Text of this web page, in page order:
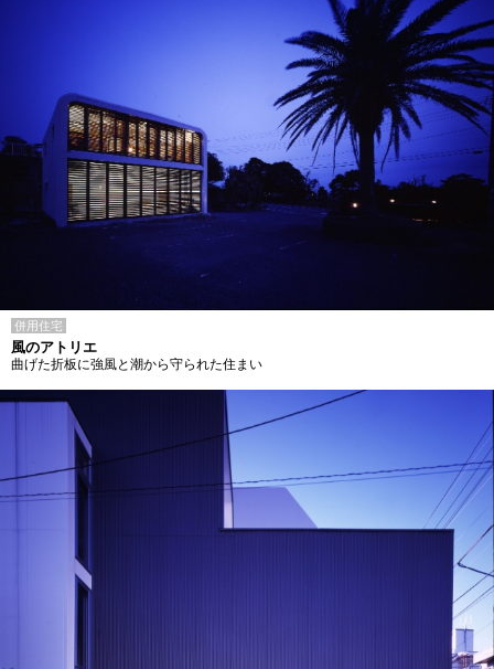
併用住宅
風のアトリエ
曲げた折板に強風と潮から守られた住まい